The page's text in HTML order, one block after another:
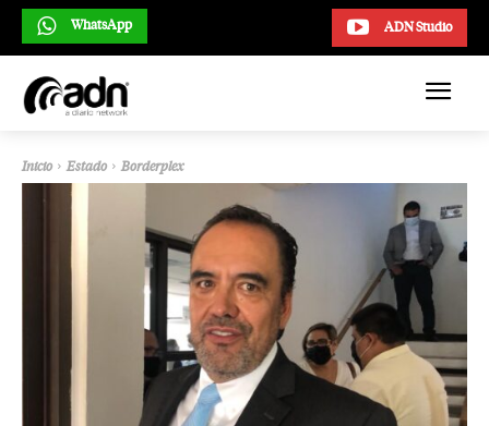
ADN Studio
WhatsApp
Inicio Estado Borderplex